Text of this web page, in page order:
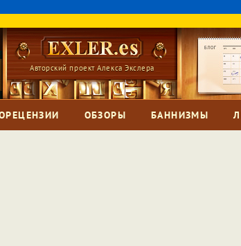
Авторский проект Алекса Экслера
ОБЗОРЫ БАННИЗМЫ